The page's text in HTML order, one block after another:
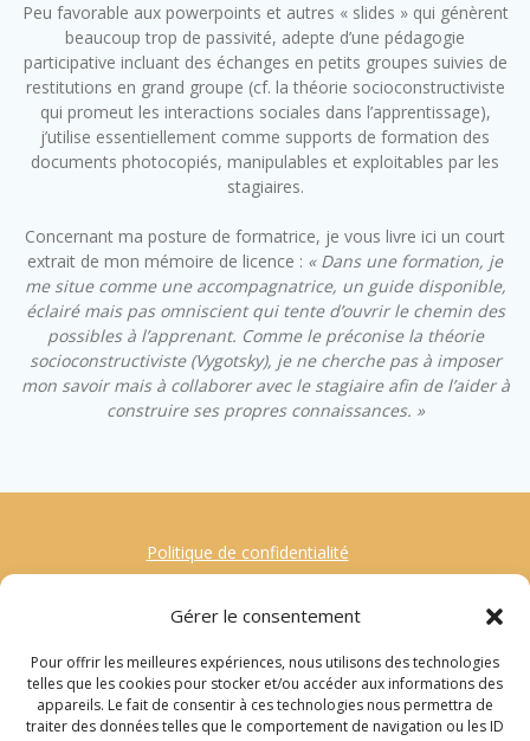
Gérer le consentement
Pour offrir les meilleures expériences, nous utilisons des technologies
telles que les cookies pour stocker et/ou accéder aux informations des
appareils. Le fait de consentir à ces technologies nous permettra de
traiter des données telles que le comportement de navigation ou les ID
Peu favorable aux powerpoints et autres « slides » qui génèrent
beaucoup trop de passivité, adepte d’une pédagogie
participative incluant des échanges en petits groupes suivies de
restitutions en grand groupe (cf. la théorie socioconstructiviste
qui promeut les interactions sociales dans l’apprentissage),
j’utilise essentiellement comme supports de formation des
documents photocopiés, manipulables et exploitables par les
stagiaires.
Concernant ma posture de formatrice, je vous livre ici un court
extrait de mon mémoire de licence : « Dans une formation, je
me situe comme une accompagnatrice, un guide disponible,
éclairé mais pas omniscient qui tente d’ouvrir le chemin des
possibles à l’apprenant. Comme le préconise la théorie
socioconstructiviste (Vygotsky), je ne cherche pas à imposer
mon savoir mais à collaborer avec le stagiaire afin de l’aider à
construire ses propres connaissances. »
Politique de confidentialité
Gestion des Cookies